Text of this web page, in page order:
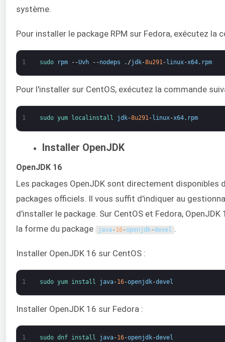
système.
Pour installer le package RPM sur Fedora, exécutez la
1 sudo rpm --Uvh --nodeps . /jdk-8u291- linux-x64. rpm
Pour l'installer sur CentOS, exécutez la commande
1 sudo yum localinstall jdk-8u291- linux-x64. rpm
Installer OpenJDK
OpenJDK 16
Les packages OpenJDK sont directement disponibles
packages officiels. Il vous suffit d'indiquer au
d'installer le package. Sur CentOS et Fedora,
la forme du package
java - 16- openjdk-devel .
Installer OpenJDK 16 sur CentOS :
1 sudo yum install java-16-openjdk-devel
Installer OpenJDK 16 sur Fedora :
1 sudo dnf install java-16-openjdk-devel